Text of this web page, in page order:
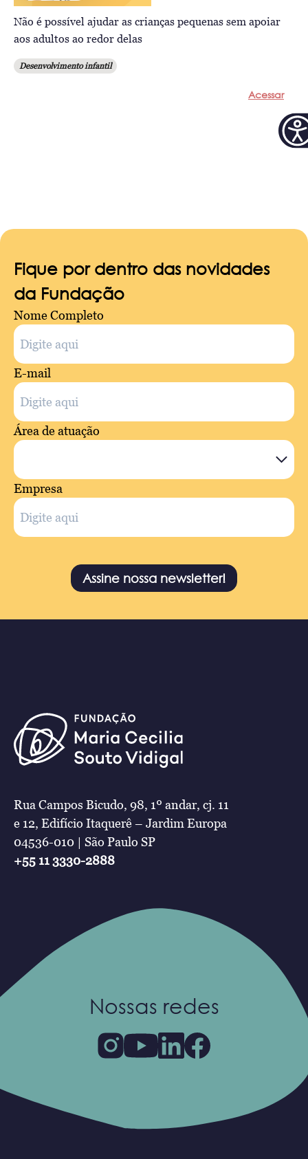
Não é possível ajudar as crianças pequenas sem apoiar
aos adultos ao redor delas
Desenvolvimento infantil
Acessar
Fique por dentro das novidades
da Fundação
Nome Completo
E-mail
Área de atuação
Empresa
Assine nossa newsletter!
Rua Campos Bicudo, 98, 1º andar, cj. 11
e 12, Edifício Itaquerê – Jardim Europa
04536-010 | São Paulo SP
+55 11 3330-2888
Nossas redes